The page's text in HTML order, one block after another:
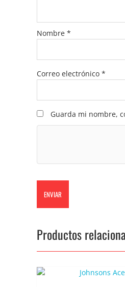
Nombre *
Correo electrónico *
Guarda mi nombre,
Productos